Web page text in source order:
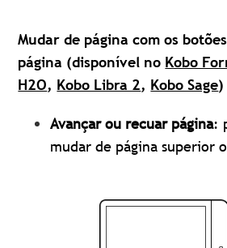
Mudar de página com os
página (disponível no Kobo
H2O, Kobo Libra 2, Kobo Sage)
Avançar ou recuar página:
mudar de página superior